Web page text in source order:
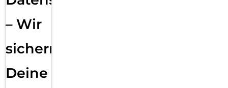
– Wir
sichern
Deine